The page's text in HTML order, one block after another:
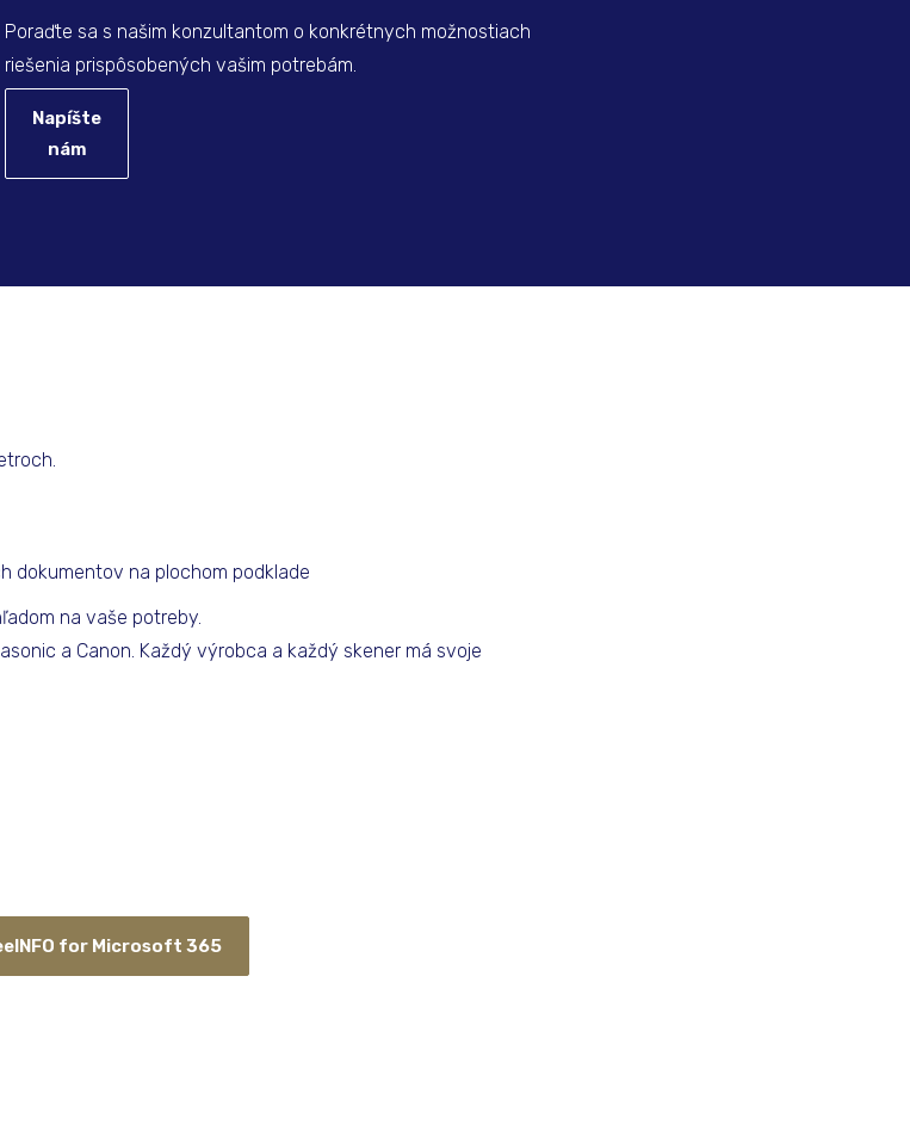
Poraďte sa s našim konzultantom o konkrétnych možnostiach
riešenia prispôsobených vašim potrebám.
Napíšte
nám
dokumentov na plochom podklade
na vaše potreby.
a Canon. Každý výrobca a každý skener má svoje
for Microsoft 365